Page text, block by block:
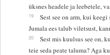
üksnes headele ja leebetele,
19
Sest see on arm, kui
Jumala ees talub viletsust,
20
Sest mis kuulsus see on,
teie seda peate taluma? Aga